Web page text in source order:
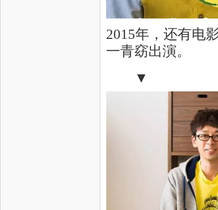
2015年，还有电
一青窈出演。
▼